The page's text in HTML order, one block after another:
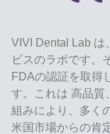
VIVI Dental Lab は
ビスのラボです。
FDAの認証を取得
す。これは 高品質
組みにより、多く
米国市場からの肯